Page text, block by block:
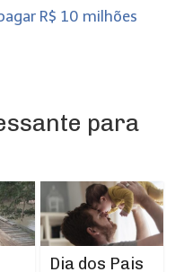
R$ 10 milhões
para
Dia dos Pais